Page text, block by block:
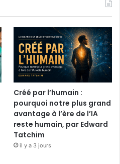
Créé par l’humain :
pourquoi notre plus grand
avantage à l’ère de l’IA
reste humain, par Edward
Tatchim
il y a 3 jours